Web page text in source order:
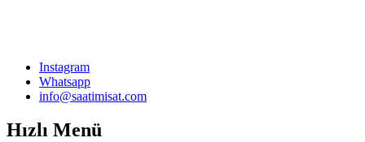
Instagram
Whatsapp
info@saatimisat.com
Hızlı Menü